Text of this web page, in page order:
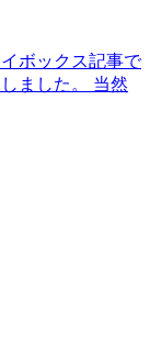
ボックス記事で
ました。 当然